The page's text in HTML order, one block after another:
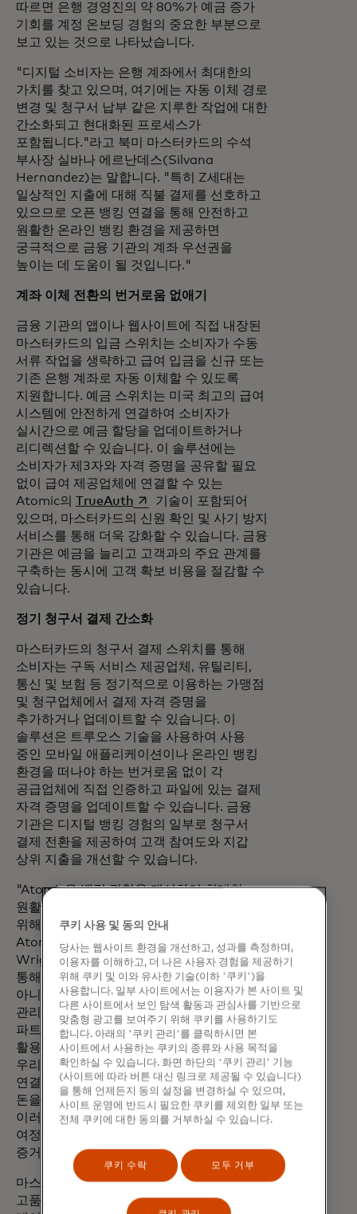
따르면 은행 경영진의 약 80%가 예금 증가
기회를 계정 온보딩 경험의 중요한 부분으로
보고 있는 것으로 나타났습니다.
"디지털 소비자는 은행 계좌에서 최대한의
가치를 찾고 있으며, 여기에는 자동 이체 경로
변경 및 청구서 납부 같은 지루한 작업에 대한
간소화되고 현대화된 프로세스가
포함됩니다."라고 북미 마스터카드의 수석
부사장 실바나 에르난데스(Silvana
Hernandez)는 말합니다. "특히 Z세대는
일상적인 지출에 대해 직불 결제를 선호하고
있으므로 오픈 뱅킹 연결을 통해 안전하고
원활한 온라인 뱅킹 환경을 제공하면
궁극적으로 금융 기관의 계좌 우선권을
높이는 데 도움이 될 것입니다."
계좌 이체 전환의 번거로움 없애기
금융 기관의 앱이나 웹사이트에 직접 내장된
마스터카드의 입금 스위치는 소비자가 수동
서류 작업을 생략하고 급여 입금을 신규 또는
기존 은행 계좌로 자동 이체할 수 있도록
지원합니다. 예금 스위치는 미국 최고의 급여
시스템에 안전하게 연결하여 소비자가
실시간으로 예금 할당을 업데이트하거나
리디렉션할 수 있습니다. 이 솔루션에는
소비자가 제3자와 자격 증명을 공유할 필요
없이 급여 제공업체에 연결할 수 있는
Atomic의 TrueAuth새 탭에서 열림
기술이 포함되어
있으며, 마스터카드의 신원 확인 및 사기 방지
서비스를 통해 더욱 강화할 수 있습니다. 금융
기관은 예금을 늘리고 고객과의 주요 관계를
구축하는 동시에 고객 확보 비용을 절감할 수
있습니다.
정기 청구서 결제 간소화
마스터카드의 청구서 결제 스위치를 통해
소비자는 구독 서비스 제공업체, 유틸리티,
통신 및 보험 등 정기적으로 이용하는 가맹점
및 청구업체에서 결제 자격 증명을
추가하거나 업데이트할 수 있습니다. 이
솔루션은 트루오스 기술을 사용하여 사용
중인 모바일 애플리케이션이나 온라인 뱅킹
환경을 떠나야 하는 번거로움 없이 각
공급업체에 직접 인증하고 파일에 있는 결제
자격 증명을 업데이트할 수 있습니다. 금융
기관은 디지털 뱅킹 경험의 일부로 청구서
결제 전환을 제공하여 고객 참여도와 지갑
상위 지출을 개선할 수 있습니다.
"Atomic은 뱅킹 경험을 개선하여 최대한
원활하고 직관적인 뱅킹 경험을 제공하기
위해 최선을 다하고 있습니다."라고
Atomic의 공동 창립자이자 CEO인 Jordan
Wright는 말합니다. "마스터카드와의 협업을
통해 우리는 일반적인 문제점을 완화할 뿐만
아니라 소비자가 보다 효과적으로 재무를
관리할 수 있도록 지원하고 있습니다. 이번
파트너십을 통해 고급 급여 및 판매자 연결을
활용하여 사용자 경험을 개선할 수 있습니다.
우리의 목표는 분명합니다. 더 스마트하고
연결된 금융 솔루션을 제공하여 사람들이
돈을 더 잘 관리할 수 있도록 돕는 것입니다.
이러한 도구는 혁신과 모든 소비자의 금융
여정 개선에 대한 저희의 노력을 보여주는
증거입니다."
마스터카드의 글로벌 오픈 뱅킹 플랫폼과
고품질 데이터 연결은 소비자와 기업이
쿠키 사용 및 동의 안내
당사는 웹사이트 환경을 개선하고, 성과를 측정하며,
이용자를 이해하고, 더 나은 사용자 경험을 제공하기
위해 쿠키 및 이와 유사한 기술(이하 '쿠키')을
사용합니다. 일부 사이트에서는 이용자가 본 사이트 및
다른 사이트에서 보인 탐색 활동과 관심사를 기반으로
맞춤형 광고를 보여주기 위해 쿠키를 사용하기도
합니다. 아래의 '쿠키 관리'를 클릭하시면 본
사이트에서 사용하는 쿠키의 종류와 사용 목적을
확인하실 수 있습니다. 화면 하단의 '쿠키 관리' 기능
(사이트에 따라 버튼 대신 링크로 제공될 수 있습니다)
을 통해 언제든지 동의 설정을 변경하실 수 있으며,
사이트 운영에 반드시 필요한 쿠키를 제외한 일부 또는
전체 쿠키에 대한 동의를 거부하실 수 있습니다.
쿠키 수락 모두 거부